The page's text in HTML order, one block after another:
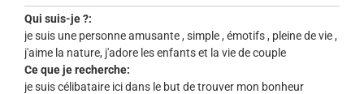
Qui suis-je ?:
je suis une personne amusante , simple , émotifs , pleine de vie ,
j'aime la nature, j'adore les enfants et la vie de couple
Ce que je recherche:
je suis célibataire ici dans le but de trouver mon bonheur